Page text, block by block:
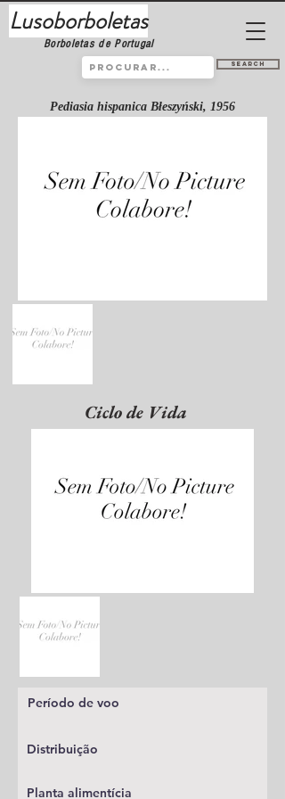
Lusoborboletas
Borboletas de Portugal
Search
Pediasia hispanica Błeszyński, 1956
Ciclo de Vida
Período de voo
Distribuição
Planta alimentícia